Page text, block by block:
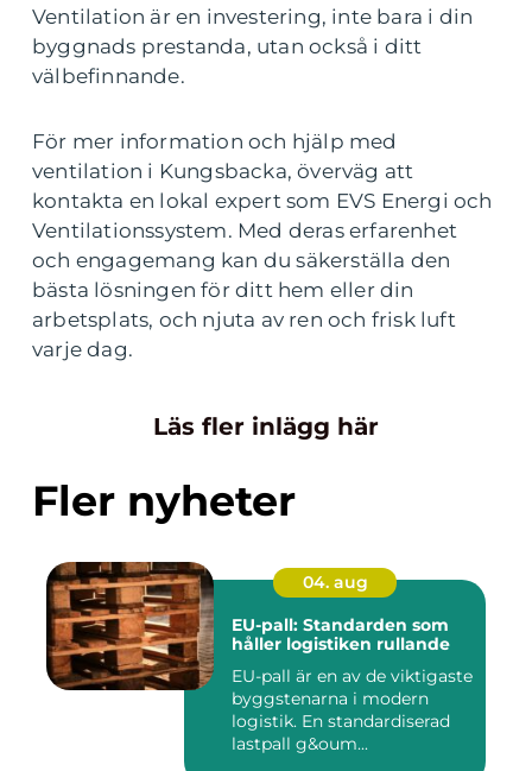
Ventilation är en investering, inte bara i din
byggnads prestanda, utan också i ditt
välbefinnande.
För mer information och hjälp med
ventilation i Kungsbacka, överväg att
kontakta en lokal expert som EVS Energi och
Ventilationssystem. Med deras erfarenhet
och engagemang kan du säkerställa den
bästa lösningen för ditt hem eller din
arbetsplats, och njuta av ren och frisk luft
varje dag.
Läs fler inlägg här
Fler nyheter
04. aug
EU-pall: Standarden som
håller logistiken rullande
EU-pall är en av de viktigaste
byggstenarna i modern
logistik. En standardiserad
lastpall g&oum...